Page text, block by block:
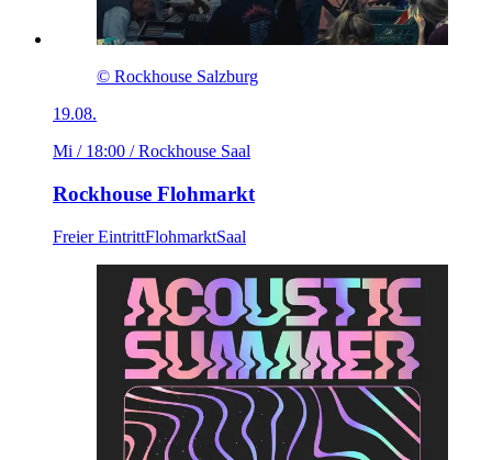
© Rockhouse Salzburg
19.08.
Mi / 18:00 / Rockhouse Saal
Rockhouse Flohmarkt
Freier EintrittFlohmarktSaal